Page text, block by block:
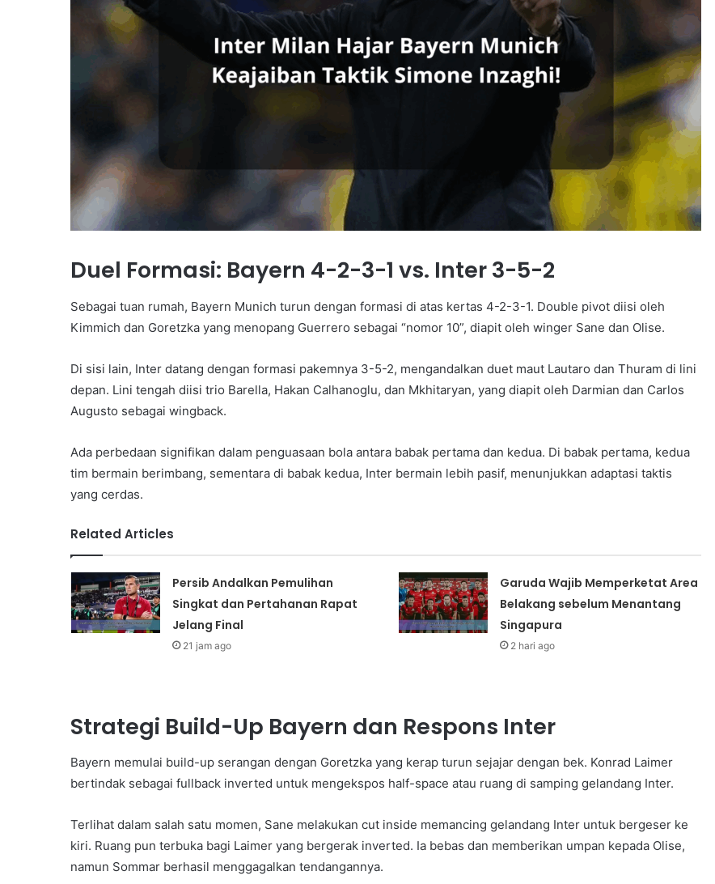
Duel Formasi: Bayern 4-2-3-1 vs. Inter 3-5-2
Sebagai tuan rumah, Bayern Munich turun dengan formasi di atas kertas 4-2-3-1. Double pivot diisi oleh
Kimmich dan Goretzka yang menopang Guerrero sebagai “nomor 10”, diapit oleh winger Sane dan Olise.
Di sisi lain, Inter datang dengan formasi pakemnya 3-5-2, mengandalkan duet maut Lautaro dan Thuram di lini
depan. Lini tengah diisi trio Barella, Hakan Calhanoglu, dan Mkhitaryan, yang diapit oleh Darmian dan Carlos
Augusto sebagai wingback.
Ada perbedaan signifikan dalam penguasaan bola antara babak pertama dan kedua. Di babak pertama, kedua
tim bermain berimbang, sementara di babak kedua, Inter bermain lebih pasif, menunjukkan adaptasi taktis
yang cerdas.
Related Articles
Persib Andalkan Pemulihan
Singkat dan Pertahanan Rapat
Jelang Final
21 jam ago
Garuda Wajib Memperketat Area
Belakang sebelum Menantang
Singapura
2 hari ago
Strategi Build-Up Bayern dan Respons Inter
Bayern memulai build-up serangan dengan Goretzka yang kerap turun sejajar dengan bek. Konrad Laimer
bertindak sebagai fullback inverted untuk mengekspos half-space atau ruang di samping gelandang Inter.
Terlihat dalam salah satu momen, Sane melakukan cut inside memancing gelandang Inter untuk bergeser ke
kiri. Ruang pun terbuka bagi Laimer yang bergerak inverted. Ia bebas dan memberikan umpan kepada Olise,
namun Sommar berhasil menggagalkan tendangannya.